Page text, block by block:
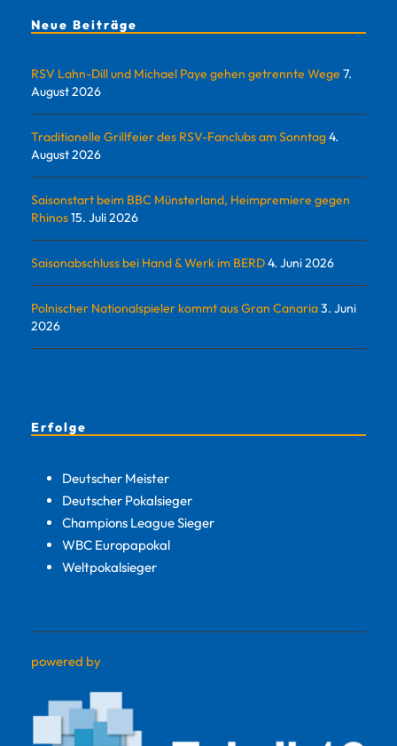
Neue Beiträge
RSV Lahn-Dill und Michael Paye gehen getrennte Wege 7.
August 2026
Traditionelle Grillfeier des RSV-Fanclubs am Sonntag4.
August 2026
Saisonstart beim BBC Münsterland, Heimpremiere gegen
Rhinos15. Juli 2026
Saisonabschluss bei Hand & Werk im BERD4. Juni 2026
Polnischer Nationalspieler kommt aus Gran Canaria3. Juni
2026
Erfolge
Deutscher Meister
Deutscher Pokalsieger
Champions League Sieger
WBC Europapokal
Weltpokalsieger
powered by